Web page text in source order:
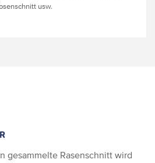
usw.
gesammelte Rasenschnitt wird